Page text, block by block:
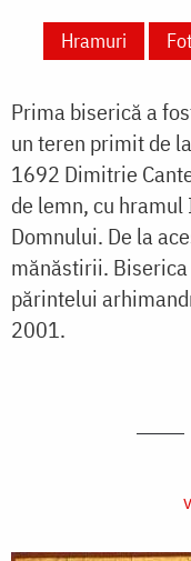
Hramuri
Prima biserică a
un teren primit de
1692 Dimitrie
de lemn, cu
Domnului. De la
mănăstirii.
părintelui
2001.